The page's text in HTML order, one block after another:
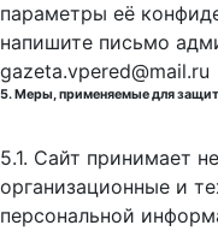
параметры её
напишите письмо
gazeta.vpered@mail.ru
5. Меры, применяемые для
5.1. Сайт принимает
организационные и
персональной